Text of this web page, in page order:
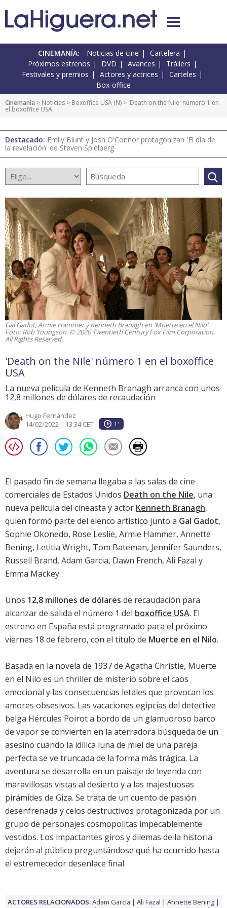
CINEMANÍA: Noticias de cine
Cartelera
Próximos estrenos
DVD Avances
Tráilers
Festivales y premios
Actores y actrices
Carteles
Box-office
Cinemanía > Noticias > Boxoffice USA (N) > 'Death on the Nile' número 1 en
el boxoffice USA
Destacado: Emily Blunt y Josh O'Connor protagonizan 'El día de
la revelación' de Steven Spielberg
Gal Gadot, Armie Hammer y Kenneth Branagh en 'Muerte en el Nilo'.
Foto: Rob Youngson. © 2020 Twentieth Century Fox Film Corporation.
All Rights Reserved.
'Death on the Nile' número 1 en el boxoffice
USA
La nueva película de Kenneth Branagh arranca con unos
12,8 millones de dólares de recaudación
Hugo Fernández
14/02/2022 | 13:34 CET
1'
El pasado fin de semana llegaba a las salas de cine
comerciales de Estados Unidos Death on the Nile, una
nueva película del cineasta y actor Kenneth Branagh,
quien formó parte del elenco artístico junto a Gal Gadot,
Sophie Okonedo, Rose Leslie, Armie Hammer, Annette
Bening, Letitia Wright, Tom Bateman, Jennifer Saunders,
Russell Brand, Adam Garcia, Dawn French, Ali Fazal y
Emma Mackey.
Unos 12,8 millones de dólares de recaudación para
alcanzar de salida el número 1 del boxoffice USA. El
estreno en España está programado para el próximo
viernes 18 de febrero, con el título de Muerte en el Nilo.
Basada en la novela de 1937 de Agatha Christie, Muerte
en el Nilo es un thriller de misterio sobre el caos
emocional y las consecuencias letales que provocan los
amores obsesivos. Las vacaciones egipcias del detective
belga Hércules Poirot a bordo de un glamuoroso barco
de vapor se convierten en la aterradora búsqueda de un
asesino cuando la idílica luna de miel de una pareja
perfecta se ve truncada de la forma más trágica. La
aventura se desarrolla en un paisaje de leyenda con
maravillosas vistas al desierto y a las majestuosas
pirámides de Giza. Se trata de un cuento de pasión
desenfrenada y celos destructivos protagonizada por un
grupo de personajes cosmopolitas impecablemente
vestidos. Los impactantes giros y dilemas de la historia
dejarán al público preguntándose qué ha ocurrido hasta
el estremecedor desenlace final.
ACTORES RELACIONADOS:Adam Garcia Ali Fazal
Annette Bening